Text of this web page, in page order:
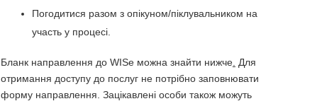
Погодитися разом з опікуном/піклувальником на
участь у процесі.
Бланк направлення до WISe можна знайти нижче. Для
отримання доступу до послуг не потрібно заповнювати
форму направлення. Зацікавлені особи також можуть